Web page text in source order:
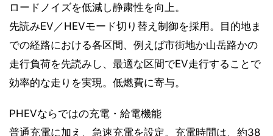
ロードノイズを低減し静粛性を向上。
先読みEV／HEVモード切り替え制御を採用。目的地ま
での経路における各区間、例えば市街地か山岳路かの
走行負荷を先読みし、最適な区間でEV走行することで
効率的な走りを実現。低燃費に寄与。
PHEVならではの充電・給電機能
普通充電に加え、急速充電を設定。充電時間は、約38